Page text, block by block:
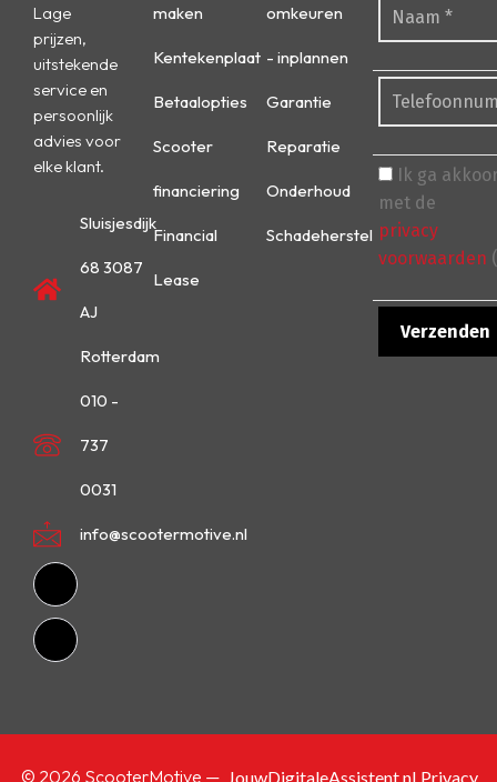
Lage
prijzen,
uitstekende
service en
persoonlijk
advies voor
elke klant.
Sluisjesdijk
68 3087
AJ
Rotterdam
010 -
737
0031
info@scootermotive.nl
maken
Kentekenplaat
Betaalopties
Scooter
financiering
Financial
Lease
omkeuren
- inplannen
Garantie
Reparatie
Onderhoud
Schadeherstel
Ik ga
met de
privacy
voorwaarden
© 2026 ScooterMotive — JouwDigitaleAssistent.nl Privacy